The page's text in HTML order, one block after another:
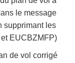
le message
supprimant les
EUCBZMFP)
de vol corrigé